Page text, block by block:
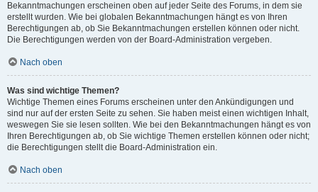
Bekanntmachungen erscheinen oben auf jeder Seite des Forums, in dem sie
erstellt wurden. Wie bei globalen Bekanntmachungen hängt es von Ihren
Berechtigungen ab, ob Sie Bekanntmachungen erstellen können oder nicht.
Die Berechtigungen werden von der Board-Administration vergeben.
Nach oben
Was sind wichtige Themen?
Wichtige Themen eines Forums erscheinen unter den Ankündigungen und
sind nur auf der ersten Seite zu sehen. Sie haben meist einen wichtigen Inhalt,
weswegen Sie sie lesen sollten. Wie bei den Bekanntmachungen hängt es von
Ihren Berechtigungen ab, ob Sie wichtige Themen erstellen können oder nicht;
die Berechtigungen stellt die Board-Administration ein.
Nach oben